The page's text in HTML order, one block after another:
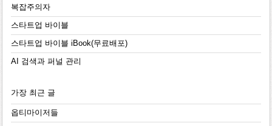
복잡주의자
스타트업 바이블
스타트업 바이블 iBook(무료배포)
AI 검색과 퍼널 관리
가장 최근 글
옵티마이저들